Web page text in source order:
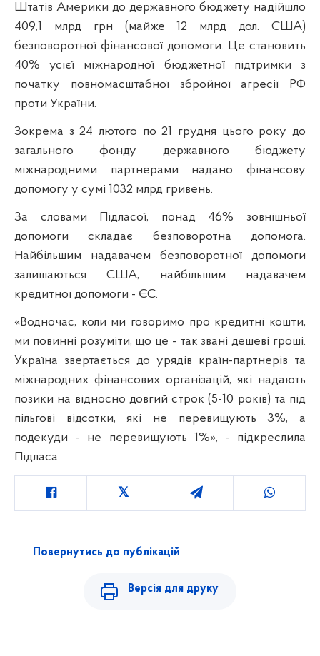
Штатів Америки до державного бюджету надійшло
409,1 млрд грн (майже 12 млрд дол. США)
безповоротної фінансової допомоги. Це становить
40% усієї міжнародної бюджетної підтримки з
початку повномасштабної збройної агресії РФ
проти України.
Зокрема з 24 лютого по 21 грудня цього року до
загального фонду державного бюджету
міжнародними партнерами надано фінансову
допомогу у сумі 1032 млрд гривень.
За словами Підласої, понад 46%зовнішньої
допомоги складає безповоротна допомога.
Найбільшим надавачем безповоротної допомоги
залишаються США, найбільшим надавачем
кредитної допомоги - ЄС.
«Водночас, коли ми говоримо про кредитні кошти,
ми повинні розуміти, що це - так звані дешеві гроші.
Україна звертається до урядів країн-партнерів та
міжнародних фінансових організацій, які надають
позики на відносно довгий строк (5-10 років) та під
пільгові відсотки, які не перевищують 3%, а
подекуди - не перевищують 1%», - підкреслила
Підласа.
Повернутись до публікацій
Версія для друку